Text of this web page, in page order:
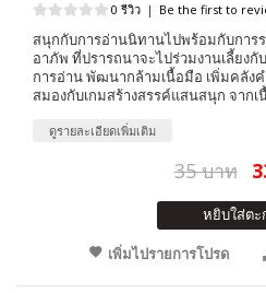
0 รีวิว | Be the first to
สนุกกับการอ่านนิทานไปพร้อมกับการ
อาภัพ ที่ปรารถนาจะไปร่วมงานเลี้ยงกั
การอ่าน พัฒนากล้ามเนื้อมือ เพิ่มคลัง
สมองกับเกมสร้างสรรค์แสนสนุก จากเ
ดูรายละเอียดเพิ่มเติม
35 บาท
หยิบใส่ตะ
เพิ่มไปรายการโปรด